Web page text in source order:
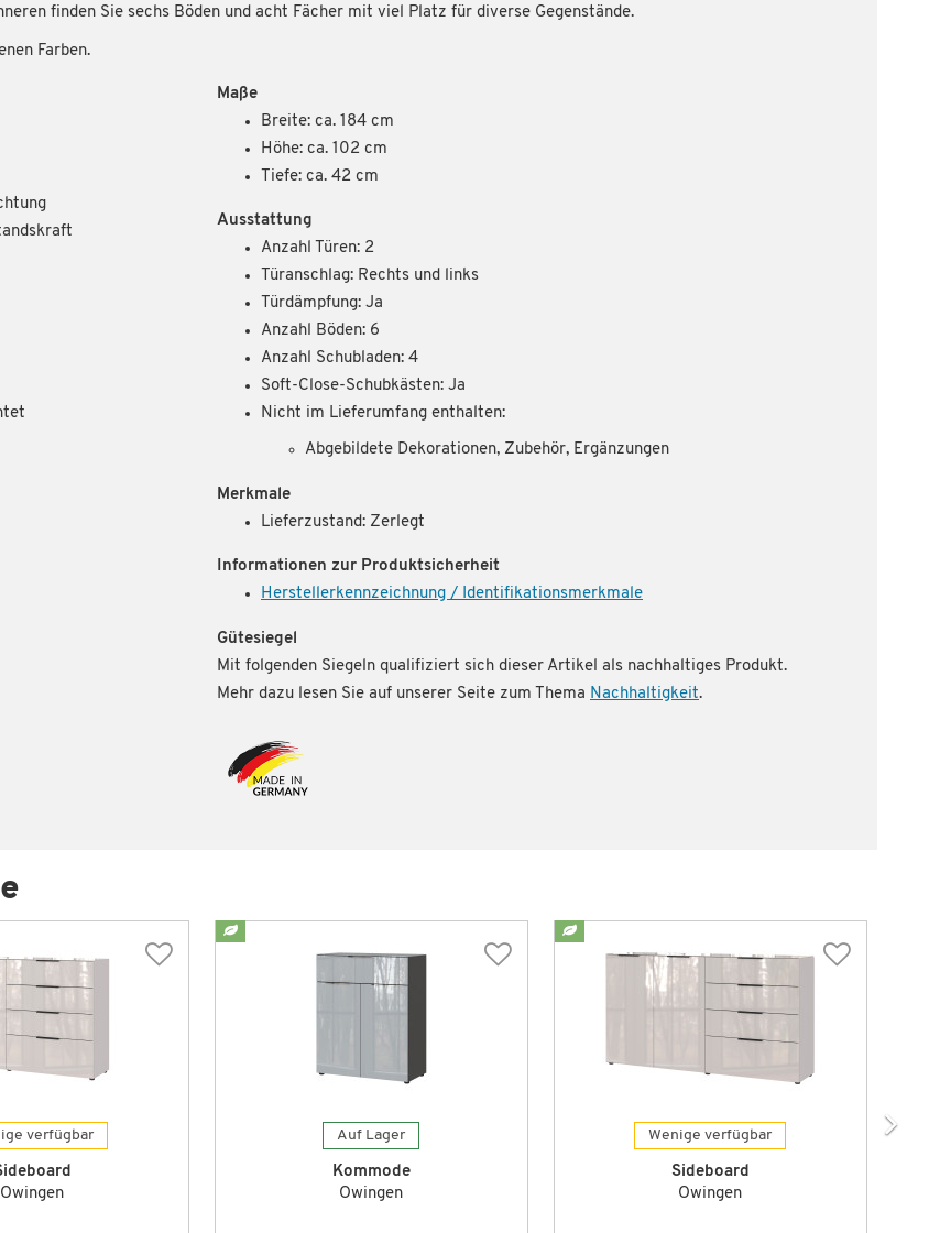
finden Sie sechs Böden und acht Fächer mit viel Platz für diverse Gegenstände.
Farben.
Maße
Breite: ca. 184 cm
Höhe: ca. 102 cm
Tiefe: ca. 42 cm
Ausstattung
Anzahl Türen: 2
Türanschlag: Rechts und links
Türdämpfung: Ja
Anzahl Böden: 6
Anzahl Schubladen: 4
Soft-Close-Schubkästen: Ja
Nicht im Lieferumfang enthalten:
Abgebildete Dekorationen, Zubehör, Ergänzungen
Merkmale
Lieferzustand: Zerlegt
Informationen zur Produktsicherheit
Herstellerkennzeichnung / Identifikationsmerkmale
Gütesiegel
Mit folgenden Siegeln qualifiziert sich dieser Artikel als nachhaltiges Produkt.
Mehr dazu lesen Sie auf unserer Seite zum Thema Nachhaltigkeit.
verfügbar
Owingen
Auf Lager
Kommode
Owingen
Wenige verfügbar
Sideboard
Owingen